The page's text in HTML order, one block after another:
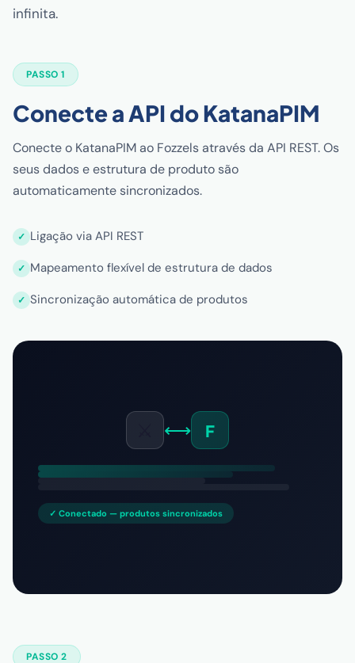
infinita.
PASSO 1
Conecte a API do KatanaPIM
Conecte o KatanaPIM ao Fozzels através da API REST. Os
seus dados e estrutura de produto são
automaticamente sincronizados.
Ligação via API REST
Mapeamento flexível de estrutura de dados
Sincronização automática de produtos
⟷ F
✓ Conectado — produtos sincronizados
PASSO 2